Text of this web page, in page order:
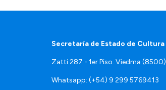
Secretaría de Estado de Cultura
Zatti 287 - 1er Piso. Viedma (8500)
Whatsapp: (+54) 9 299 5769413